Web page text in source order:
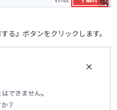
る』ボタンをクリックします。